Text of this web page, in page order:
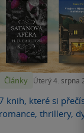
Články Úterý 4. srpna
knih, které si
romance, thrillery,